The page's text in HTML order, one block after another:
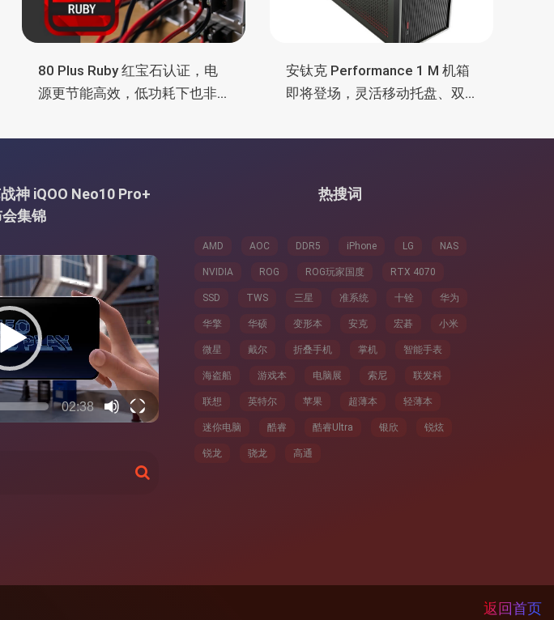
80 Plus Ruby 红宝石认证，电
源更节能高效，低功耗下也非
安钛克 Performance 1 M 机箱
即将登场，灵活移动托盘、双
5090
神 iQOO Neo10 Pro+
集锦
02:38
搜
索
热搜词
AMD AOC DDR5 iPhone LG NAS
NVIDIA ROG ROG玩家国度 RTX 4070
SSD TWS 三星 准系统 十铨 华为
华擎 华硕 变形本 安克 宏碁 小米
微星 戴尔 折叠手机 掌机 智能手表
海盗船 游戏本 电脑展 索尼 联发科
联想 英特尔 苹果 超薄本 轻薄本
迷你电脑 酷睿 酷睿Ultra 银欣 锐炫
锐龙 骁龙 高通
返回首页